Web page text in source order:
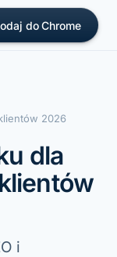
do Chrome
2026
dla
i